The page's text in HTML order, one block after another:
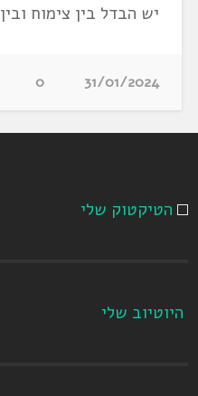
יש הבדל בין צימוח
31/01/2024
0
הטיקטוק שלי
היוטיוב שלי